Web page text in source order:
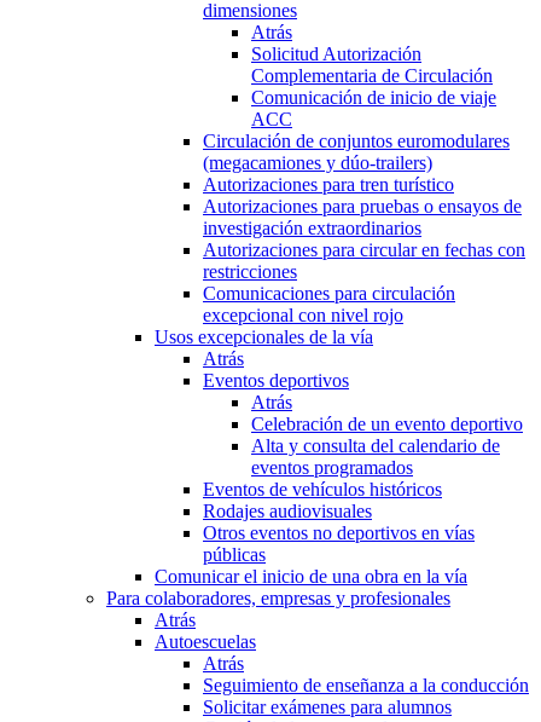
dimensiones
Atrás
Solicitud Autorización
Complementaria de Circulación
Comunicación de inicio de viaje
ACC
Circulación de conjuntos euromodulares
(megacamiones y dúo-trailers)
Autorizaciones para tren turístico
Autorizaciones para pruebas o ensayos de
investigación extraordinarios
Autorizaciones para circular en fechas con
restricciones
Comunicaciones para circulación
excepcional con nivel rojo
Usos excepcionales de la vía
Atrás
Eventos deportivos
Atrás
Celebración de un evento deportivo
Alta y consulta del calendario de
eventos programados
Eventos de vehículos históricos
Rodajes audiovisuales
Otros eventos no deportivos en vías
públicas
Comunicar el inicio de una obra en la vía
Para colaboradores, empresas y profesionales
Atrás
Autoescuelas
Atrás
Seguimiento de enseñanza a la conducción
Solicitar exámenes para alumnos